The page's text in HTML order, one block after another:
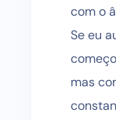
com o
Se eu
mas